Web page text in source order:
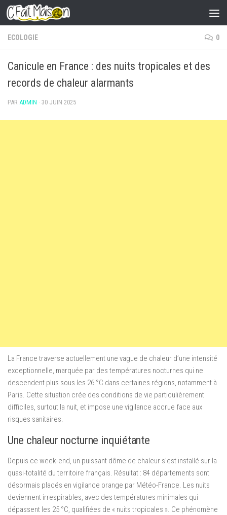
Skip to content
ECOLOGIE 0
Canicule en France : des nuits tropicales et des
records de chaleur alarmants
PAR ADMIN · 30 JUIN 2025
La France traverse actuellement une vague de chaleur d’une intensité
exceptionnelle, marquée par des températures nocturnes qui ne
descendent plus sous les 26 °C dans certaines régions, notamment à
Paris. Cette situation crée des conditions de vie particulièrement
difficiles, surtout la nuit, et impose une vigilance accrue face aux
risques sanitaires.
Une chaleur nocturne inquiétante
Depuis ce week-end, un puissant dôme de chaleur s’est installé sur la
quasi-totalité du territoire français. Résultat : 84 départements sont
désormais placés en vigilance orange par Météo-France. Les nuits
deviennent irrespirables, avec des températures minimales qui
dépassent les 25 °C, qualifiées de « nuits tropicales ». Ce phénomène